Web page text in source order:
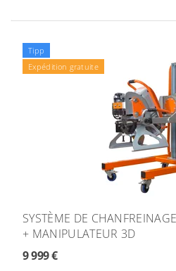
Tipp
Expédition gratuite
SYSTÈME DE
+ MANIPULATEUR 3D
9 999 €